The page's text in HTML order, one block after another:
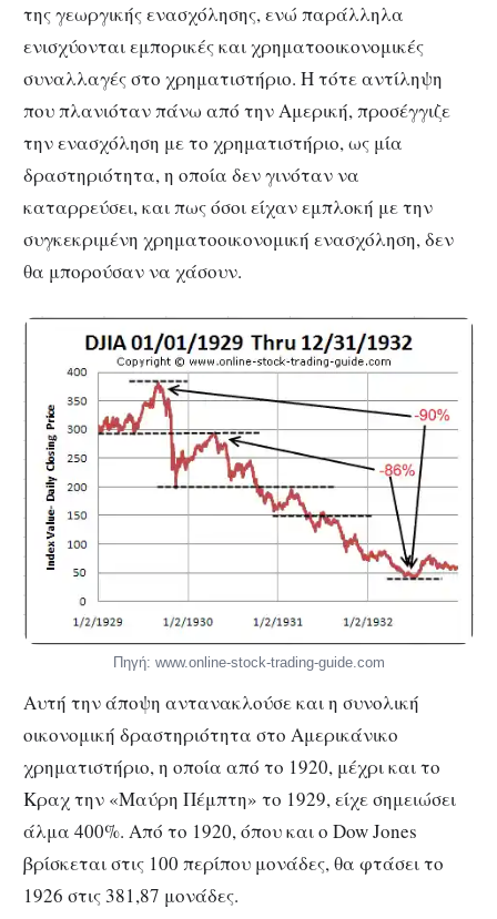
της γεωργικής ενασχόλησης, ενώ παράλληλα
ενισχύονται εμπορικές και χρηματοοικονομικές
συναλλαγές στο χρηματιστήριο. Η τότε αντίληψη
που πλανιόταν πάνω από την Αμερική, προσέγγιζε
την ενασχόληση με το χρηματιστήριο, ως μία
δραστηριότητα, η οποία δεν γινόταν να
καταρρεύσει, και πως όσοι είχαν εμπλοκή με την
συγκεκριμένη χρηματοοικονομική ενασχόληση, δεν
θα μπορούσαν να χάσουν.
Πηγή: www.online-stock-trading-guide.com
Αυτή την άποψη αντανακλούσε και η συνολική
οικονομική δραστηριότητα στο Αμερικάνικο
χρηματιστήριο, η οποία από το 1920, μέχρι και το
Κραχ την «Μαύρη Πέμπτη» το 1929, είχε σημειώσει
άλμα 400%. Από το 1920, όπου και ο Dow Jones
βρίσκεται στις 100 περίπου μονάδες, θα φτάσει το
1926 στις 381,87 μονάδες.